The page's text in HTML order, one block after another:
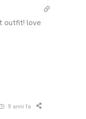
outfit! love
9 anni fa